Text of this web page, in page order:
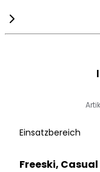
Einsatzbereich
Freeski, Casual